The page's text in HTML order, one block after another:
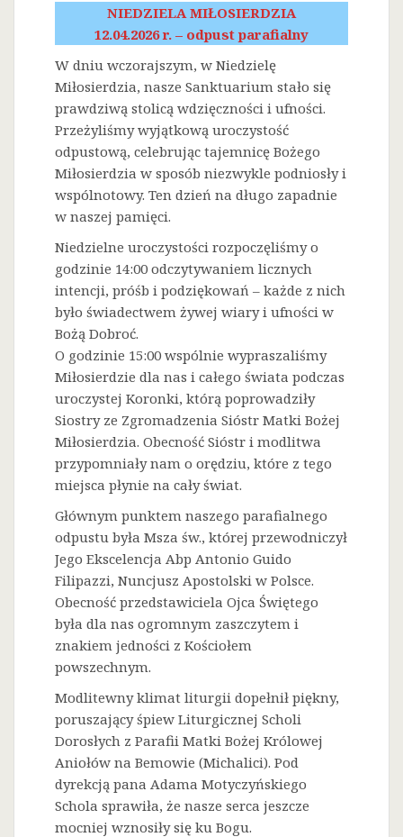
NIEDZIELA MIŁOSIERDZIA
12.04.2026 r. – odpust parafialny
W dniu wczorajszym, w Niedzielę
Miłosierdzia, nasze Sanktuarium stało się
prawdziwą stolicą wdzięczności i ufności.
Przeżyliśmy wyjątkową uroczystość
odpustową, celebrując tajemnicę Bożego
Miłosierdzia w sposób niezwykle podniosły i
wspólnotowy. Ten dzień na długo zapadnie
w naszej pamięci.
Niedzielne uroczystości rozpoczęliśmy o
godzinie 14:00 odczytywaniem licznych
intencji, próśb i podziękowań – każde z nich
było świadectwem żywej wiary i ufności w
Bożą Dobroć.
O godzinie 15:00 wspólnie wypraszaliśmy
Miłosierdzie dla nas i całego świata podczas
uroczystej Koronki, którą poprowadziły
Siostry ze Zgromadzenia Sióstr Matki Bożej
Miłosierdzia. Obecność Sióstr i modlitwa
przypomniały nam o orędziu, które z tego
miejsca płynie na cały świat.
Głównym punktem naszego parafialnego
odpustu była Msza św., której przewodniczył
Jego Ekscelencja Abp Antonio Guido
Filipazzi, Nuncjusz Apostolski w Polsce.
Obecność przedstawiciela Ojca Świętego
była dla nas ogromnym zaszczytem i
znakiem jedności z Kościołem
powszechnym.
Modlitewny klimat liturgii dopełnił piękny,
poruszający śpiew Liturgicznej Scholi
Dorosłych z Parafii Matki Bożej Królowej
Aniołów na Bemowie (Michalici). Pod
dyrekcją pana Adama Motyczyńskiego
Schola sprawiła, że nasze serca jeszcze
mocniej wznosiły się ku Bogu.